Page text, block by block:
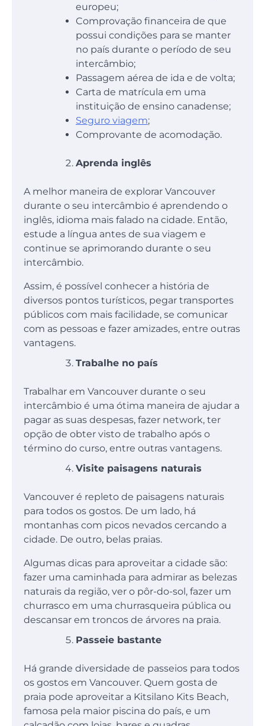
europeu;
Comprovação financeira de que
possui condições para se manter
no país durante o período de seu
intercâmbio;
Passagem aérea de ida e de volta;
Carta de matrícula em uma
instituição de ensino canadense;
Seguro viagem;
Comprovante de acomodação.
Aprenda inglês
A melhor maneira de explorar Vancouver
durante o seu intercâmbio é aprendendo o
inglês, idioma mais falado na cidade. Então,
estude a língua antes de sua viagem e
continue se aprimorando durante o seu
intercâmbio.
Assim, é possível conhecer a história de
diversos pontos turísticos, pegar transportes
públicos com mais facilidade, se comunicar
com as pessoas e fazer amizades, entre outras
vantagens.
Trabalhe no país
Trabalhar em Vancouver durante o seu
intercâmbio é uma ótima maneira de ajudar a
pagar as suas despesas, fazer network, ter
opção de obter visto de trabalho após o
término do curso, entre outras vantagens.
Visite paisagens naturais
Vancouver é repleto de paisagens naturais
para todos os gostos. De um lado, há
montanhas com picos nevados cercando a
cidade. De outro, belas praias.
Algumas dicas para aproveitar a cidade são:
fazer uma caminhada para admirar as belezas
naturais da região, ver o pôr-do-sol, fazer um
churrasco em uma churrasqueira pública ou
descansar em troncos de árvores na praia.
Passeie bastante
Há grande diversidade de passeios para todos
os gostos em Vancouver. Quem gosta de
praia pode aproveitar a Kitsilano Kits Beach,
famosa pela maior piscina do país, e um